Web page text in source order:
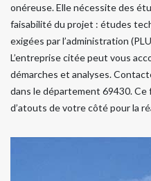
onéreuse. Elle nécessite des
faisabilité du projet : études
exigées par l’administration
L’entreprise citée peut vous
démarches et analyses.
dans le département 69430. Ce
d’atouts de votre côté pour la